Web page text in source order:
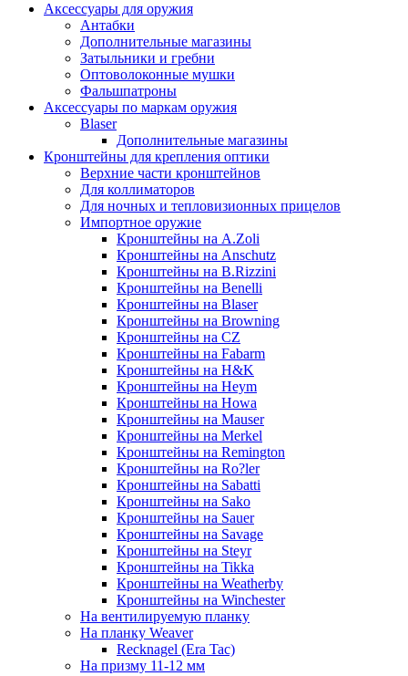
Аксессуары для оружия
Антабки
Дополнительные магазины
Затыльники и гребни
Оптоволоконные мушки
Фальшпатроны
Аксессуары по маркам оружия
Blaser
Дополнительные магазины
Кронштейны для крепления оптики
Верхние части кронштейнов
Для коллиматоров
Для ночных и тепловизионных прицелов
Импортное оружие
Кронштейны на A.Zoli
Кронштейны на Anschutz
Кронштейны на B.Rizzini
Кронштейны на Benelli
Кронштейны на Blaser
Кронштейны на Browning
Кронштейны на CZ
Кронштейны на Fabarm
Кронштейны на H&K
Кронштейны на Heym
Кронштейны на Howa
Кронштейны на Mauser
Кронштейны на Merkel
Кронштейны на Remington
Кронштейны на Ro?ler
Кронштейны на Sabatti
Кронштейны на Sako
Кронштейны на Sauer
Кронштейны на Savage
Кронштейны на Steyr
Кронштейны на Tikka
Кронштейны на Weatherby
Кронштейны на Winchester
На вентилируемую планку
На планку Weaver
Recknagel (Era Tac)
На призму 11-12 мм